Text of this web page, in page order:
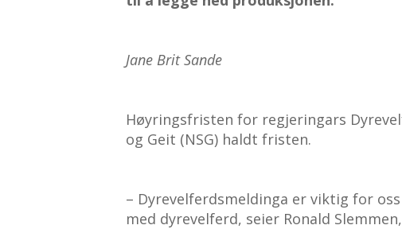
Jane Brit Sande
Høyringsfristen for regjeringars
og Geit (NSG) haldt fristen.
– Dyrevelferdsmeldinga er viktig for
med dyrevelferd, seier Ronald